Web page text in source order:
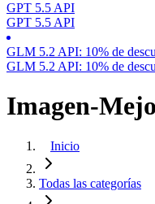
GPT 5.5 API
GPT 5.5 API
GLM 5.2 API: 10% de
GLM 5.2 API: 10% de
Imagen-
Inicio
Todas las categorías